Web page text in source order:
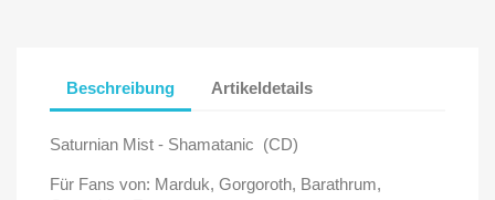
Beschreibung Artikeldetails
Saturnian Mist - Shamatanic (CD)
Für Fans von: Marduk, Gorgoroth, Barathrum,